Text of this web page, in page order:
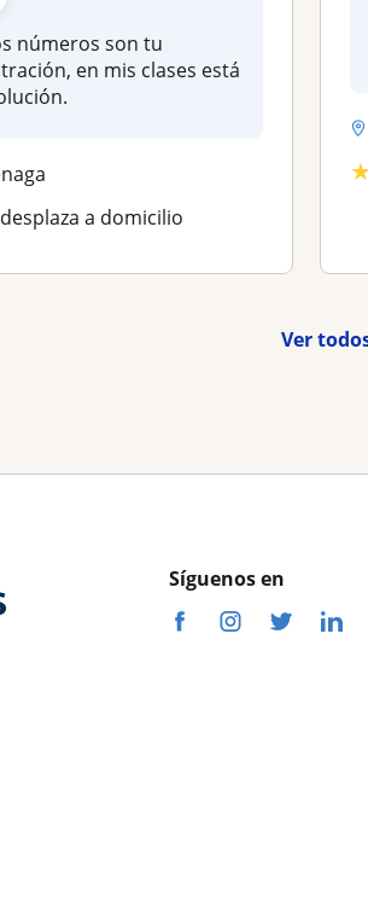
números son tu
en mis clases está
a domicilio
Ver
Síguenos en